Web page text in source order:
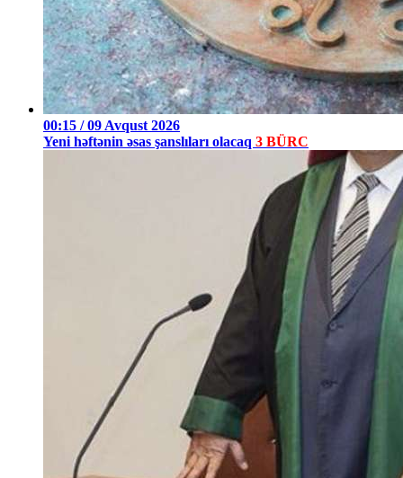
00:15 / 09 Avqust 2026
Yeni həftənin əsas şanslıları olacaq 3 BÜRC